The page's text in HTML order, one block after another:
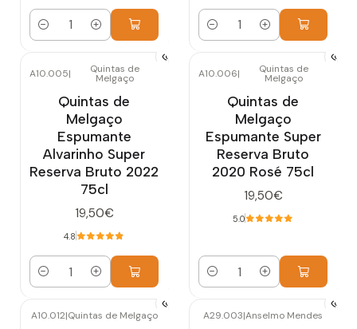
Quantidade Quantidade
A10.005| Quintas de
Melgaço
Quintas de
Melgaço
Espumante
Alvarinho Super
Reserva Bruto 2022
75cl
19,50€
4.8
Quantidade
A10.006| Quintas de
Melgaço
Quintas de
Melgaço
Espumante Super
Reserva Bruto
2020 Rosé 75cl
19,50€
5.0
Quantidade
A10.012|Quintas de Melgaço A29.003|Anselmo Mendes